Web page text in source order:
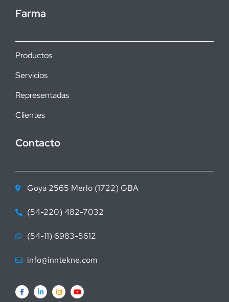
Farma
Productos
Servicios
Representadas
Clientes
Contacto
Goya 2565 Merlo (1722) GBA
(54-220) 482-7032
(54-11) 6983-5612
info@inntekne.com